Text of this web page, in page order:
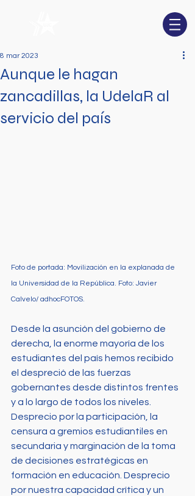
Aunque le hagan
zancadillas, la UdelaR al
servicio del país
8 mar 2023
Foto de portada: Movilización en la explanada de
la Universidad de la República. Foto: Javier
Calvelo/ adhocFOTOS.
Desde la asunción del gobierno de
derecha, la enorme mayoría de los
estudiantes del país hemos recibido
el despreció de las fuerzas
gobernantes desde distintos frentes
y a lo largo de todos los niveles.
Desprecio por la participación, la
censura a gremios estudiantiles en
secundaria y marginación de la toma
de decisiones estratégicas en
formación en educación. Desprecio
por nuestra capacidad crítica y un